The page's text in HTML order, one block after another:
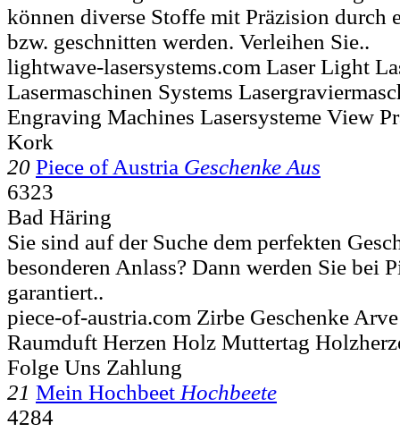
können diverse Stoffe mit Präzision durch
bzw. geschnitten werden. Verleihen Sie..
lightwave-lasersystems.com Laser Light
Lasermaschinen Systems
Engraving Machines Lasersysteme View
Kork
20 Piece of Austria Geschenke Aus
6323
Bad Häring
Sie sind auf der Suche dem perfekten
besonderen Anlass? Dann werden Sie bei
garantiert..
piece-of-austria.com Zirbe Geschenke
Raumduft Herzen Holz Muttertag
Folge Uns Zahlung
21 Mein Hochbeet Hochbeete
4284